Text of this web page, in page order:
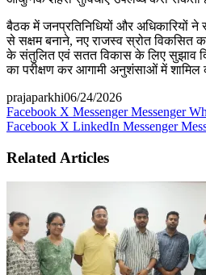
बैठक में जनप्रतिनिधियों और अधिकारियों ने
से सक्षम बनाने, नए राजस्व स्रोत विकसित
के संतुलित एवं सतत विकास के लिए सुझाव
का परीक्षण कर आगामी अनुशंसाओं में शामिल
prajaparkhi06/24/2026
Facebook X Messenger Messenger
Facebook X LinkedIn Messenger
Related Articles